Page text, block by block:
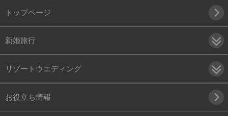
トップページ
新婚旅行
リゾートウエディング
お役立ち情報